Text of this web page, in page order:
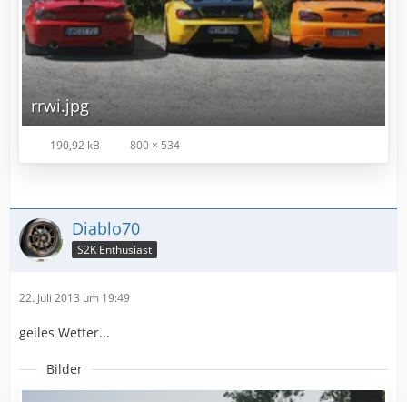
rrwi.jpg
190,92 kB 800 × 534
Diablo70
S2K Enthusiast
22. Juli 2013 um 19:49
geiles Wetter...
Bilder